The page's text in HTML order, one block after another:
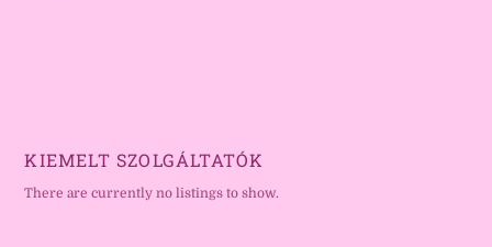
KIEMELT SZOLGÁLTATÓK
There are currently no listings to show.